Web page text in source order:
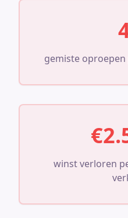
gemiste
winst verloren